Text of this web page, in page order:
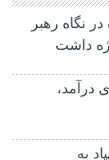
نگاه رهبر
داشت
درآمد،
به